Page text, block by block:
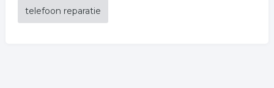
telefoon reparatie